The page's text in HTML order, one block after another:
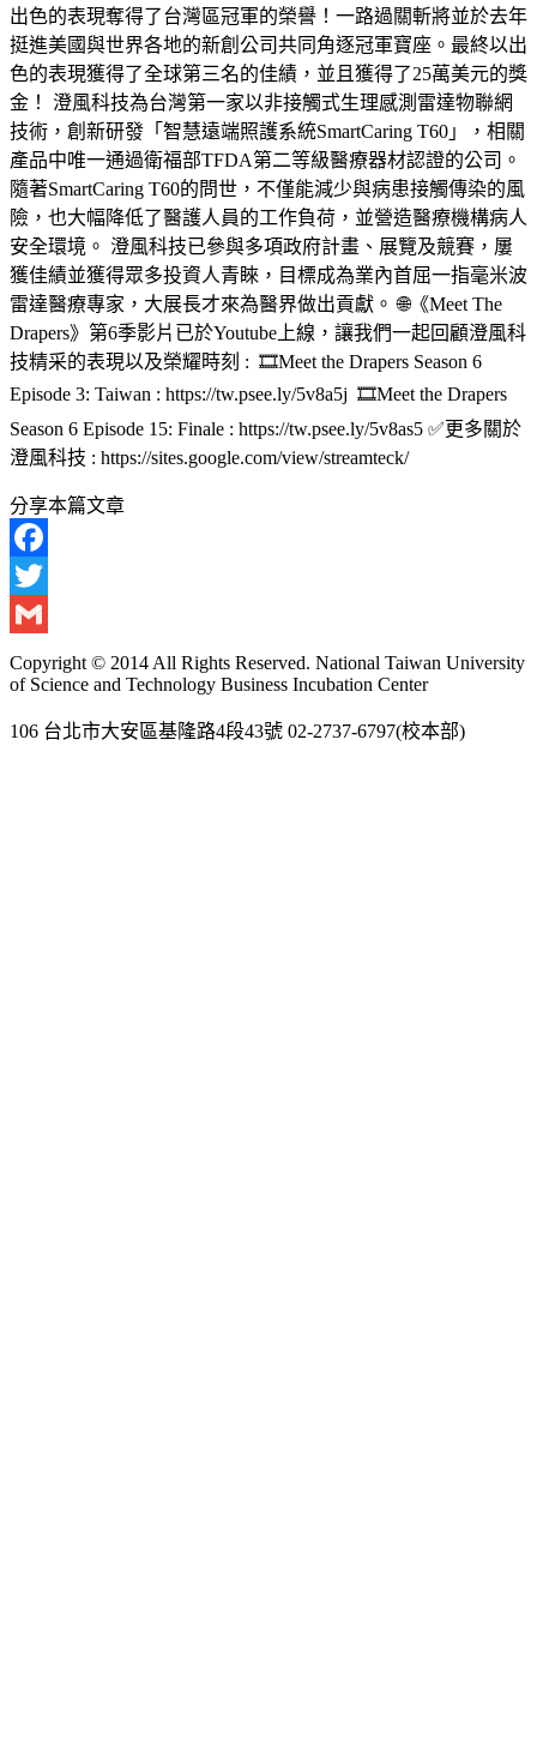
出色的表現奪得了台灣區冠軍的榮譽！一路過關斬將並於去年
挺進美國與世界各地的新創公司共同角逐冠軍寶座。最終以出
色的表現獲得了全球第三名的佳績，並且獲得了25萬美元的獎
金！ 澄風科技為台灣第一家以非接觸式生理感測雷達物聯網
技術，創新研發「智慧遠端照護系統SmartCaring T60」，相關
產品中唯一通過衛福部TFDA第二等級醫療器材認證的公司。
隨著SmartCaring T60的問世，不僅能減少與病患接觸傳染的風
險，也大幅降低了醫護人員的工作負荷，並營造醫療機構病人
安全環境。 澄風科技已參與多項政府計畫、展覽及競賽，屢
獲佳績並獲得眾多投資人青睞，目標成為業內首屈一指毫米波
雷達醫療專家，大展長才來為醫界做出貢獻。 🌐《Meet The
Drapers》第6季影片已於Youtube上線，讓我們一起回顧澄風科
技精采的表現以及榮耀時刻 : 🎞️Meet the Drapers Season 6
Episode 3: Taiwan : https://tw.psee.ly/5v8a5j 🎞️Meet the Drapers
Season 6 Episode 15: Finale : https://tw.psee.ly/5v8as5 ✅更多關於
澄風科技 : https://sites.google.com/view/streamteck/
分享本篇文章
Facebook
Twitter
Gmail
Copyright © 2014 All Rights Reserved. National Taiwan University
of Science and Technology Business Incubation Center
106 台北市大安區基隆路4段43號 02-2737-6797(校本部)